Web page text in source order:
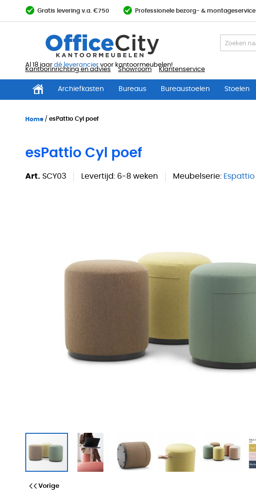
Gratis levering v.a. €750 Professionele bezorg- & montageservice
Al 18 jaar dé leverancier voor kantoormeubelen!
Kantoorinrichting en advies Showroom Klantenservice
Archiefkasten Bureaus Bureaustoelen Stoelen
Home esPattio Cyl poef
esPattio Cyl poef
Art. SCY03 Levertijd: 6-8 weken Meubelserie: Espattio
Vorige